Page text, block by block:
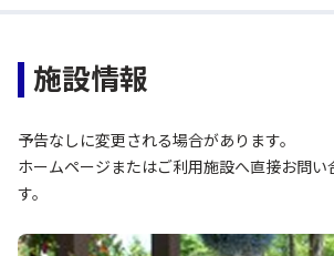
施設情報
予告なしに変更される場合があります。
ホームページまたはご利用施設へ直接お問い
す。